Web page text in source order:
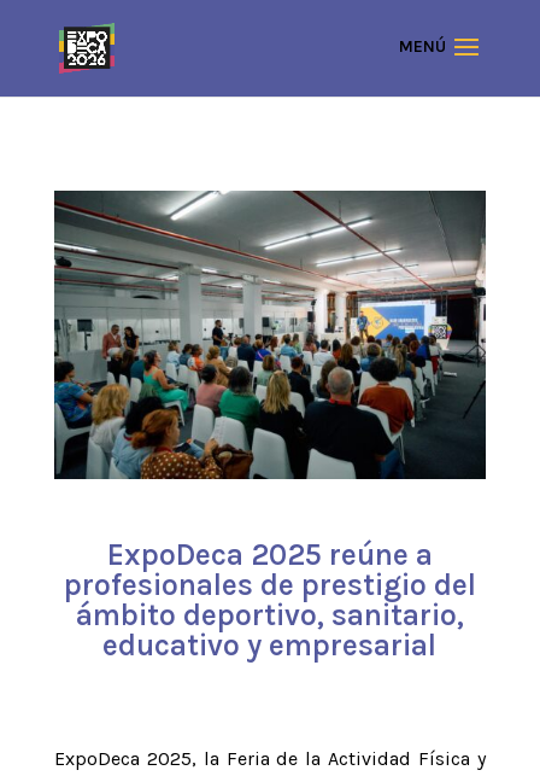
ExpoDeca 2025 reúne a
profesionales de prestigio del
ámbito deportivo, sanitario,
educativo y empresarial
ExpoDeca 2025, la Feria de la Actividad Física y